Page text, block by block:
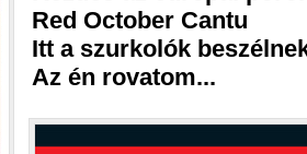
Red October Cantu
Itt a szurkolók
Az én rovatom...